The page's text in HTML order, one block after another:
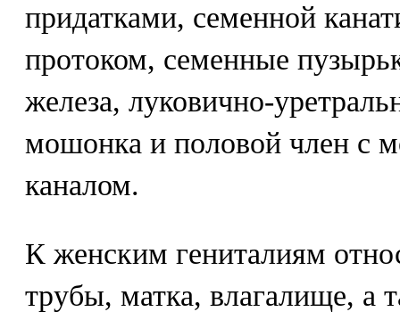
придатками, семенной
протоком, семенные
железа, луковично-
мошонка и половой член с
каналом.
К женским гениталиям
трубы, матка, влагалище, а